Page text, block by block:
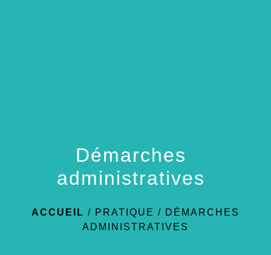
Démarches
administratives
ACCUEIL / PRATIQUE / DÉMARCHES
ADMINISTRATIVES